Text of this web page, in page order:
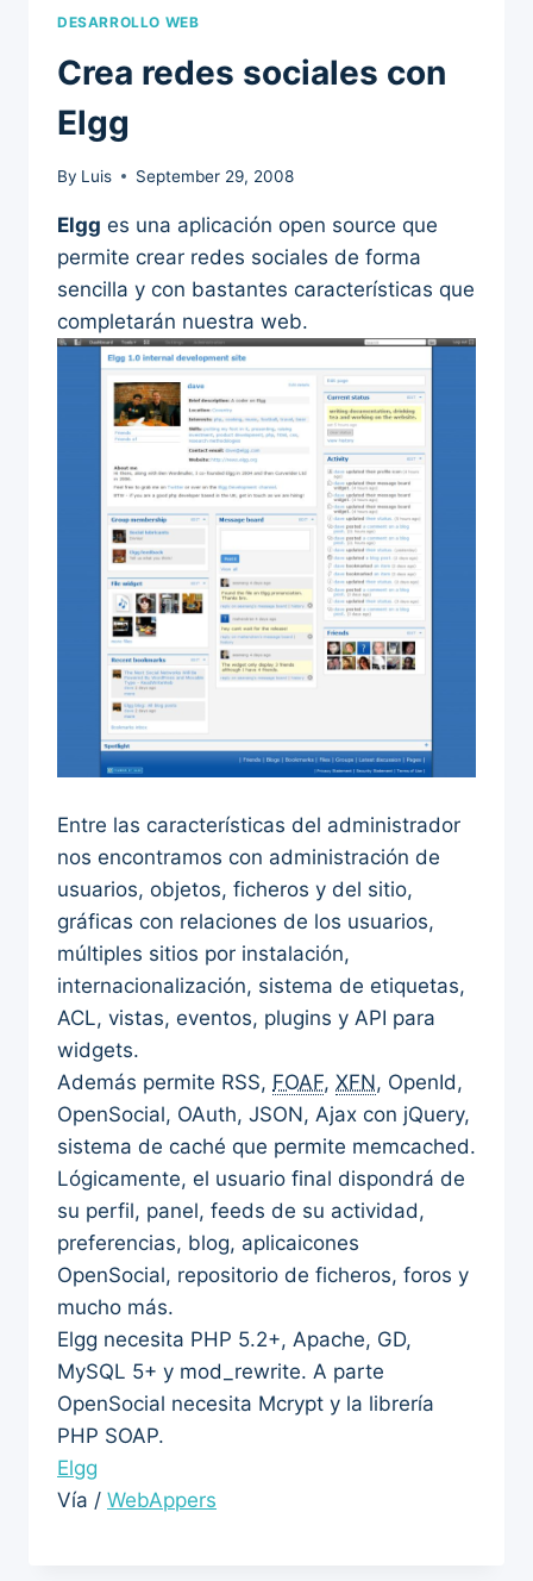
DESARROLLO WEB
Crea redes sociales con
Elgg
By Luis September 29, 2008
Elgg es una aplicación open source que
permite crear redes sociales de forma
sencilla y con bastantes características que
completarán nuestra web.
Entre las características del administrador
nos encontramos con administración de
usuarios, objetos, ficheros y del sitio,
gráficas con relaciones de los usuarios,
múltiples sitios por instalación,
internacionalización, sistema de etiquetas,
ACL, vistas, eventos, plugins y API para
widgets.
Además permite RSS, FOAF, XFN, OpenId,
OpenSocial, OAuth, JSON, Ajax con jQuery,
sistema de caché que permite memcached.
Lógicamente, el usuario final dispondrá de
su perfil, panel, feeds de su actividad,
preferencias, blog, aplicaicones
OpenSocial, repositorio de ficheros, foros y
mucho más.
Elgg necesita PHP 5.2+, Apache, GD,
MySQL 5+ y mod_rewrite. A parte
OpenSocial necesita Mcrypt y la librería
PHP SOAP.
Elgg
Vía / WebAppers